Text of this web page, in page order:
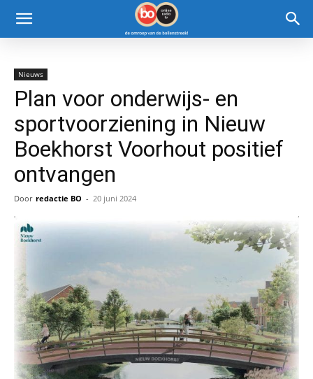
Nieuws
Plan voor onderwijs- en
sportvoorziening in Nieuw
Boekhorst Voorhout positief
ontvangen
Door redactie BO - 20 juni 2024